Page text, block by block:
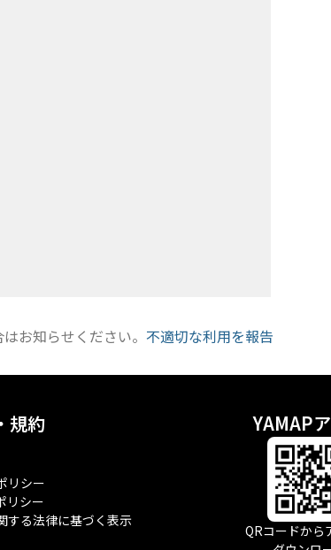
お知らせください。 不適切な利用を報告
規約
リシー
リシー
する法律に基づく表示
YAMAP
QRコードから